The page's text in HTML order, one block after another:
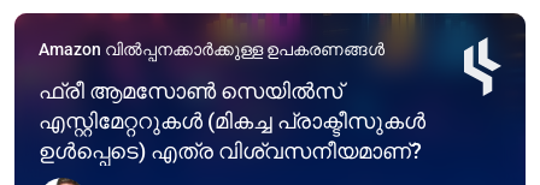
Amazon വിൽപ്പനക്കാർക്കുള്ള ഉപകരണങ്ങൾ
ഫ്രീ ആമസോൺ സെയിൽസ്
എസ്റ്റിമേറ്ററുകൾ (മികച്ച പ്രാക്ടീസുകൾ
ഉൾപ്പെടെ) എത്ര വിശ്വസനീയമാണ്?